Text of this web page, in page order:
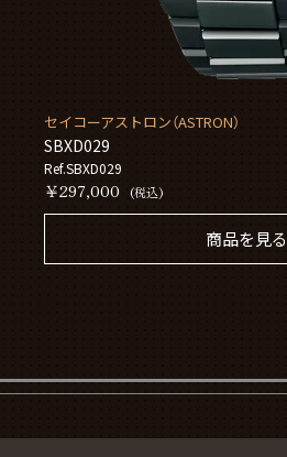
セイコーアストロン（ASTRON）
SBXD029
Ref.SBXD029
￥297,000 (税込)
商品を見る